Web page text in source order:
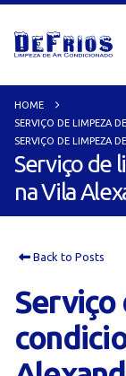
HOME
SERVIÇO DE LIMPEZA
SERVIÇO DE LIMPEZA
Serviço de
na Vila
Back to Posts
Serviço